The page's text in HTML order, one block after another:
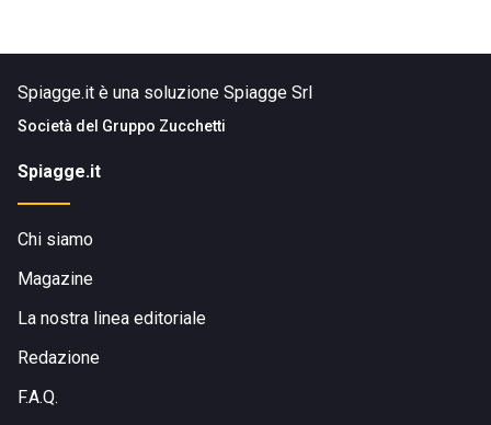
Spiagge.it è una soluzione Spiagge Srl
Società del Gruppo Zucchetti
Spiagge.it
Chi siamo
Magazine
La nostra linea editoriale
Redazione
F.A.Q.